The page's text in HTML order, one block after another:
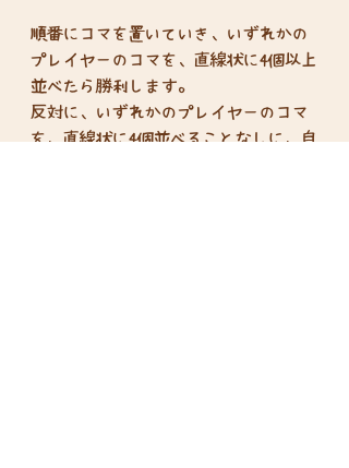
順番にコマを置いていき、いずれかの
プレイヤーのコマを、直線状に4個以上
並べたら勝利します。
反対に、いずれかのプレイヤーのコマ
を、直線状に4個並べることなしに、自